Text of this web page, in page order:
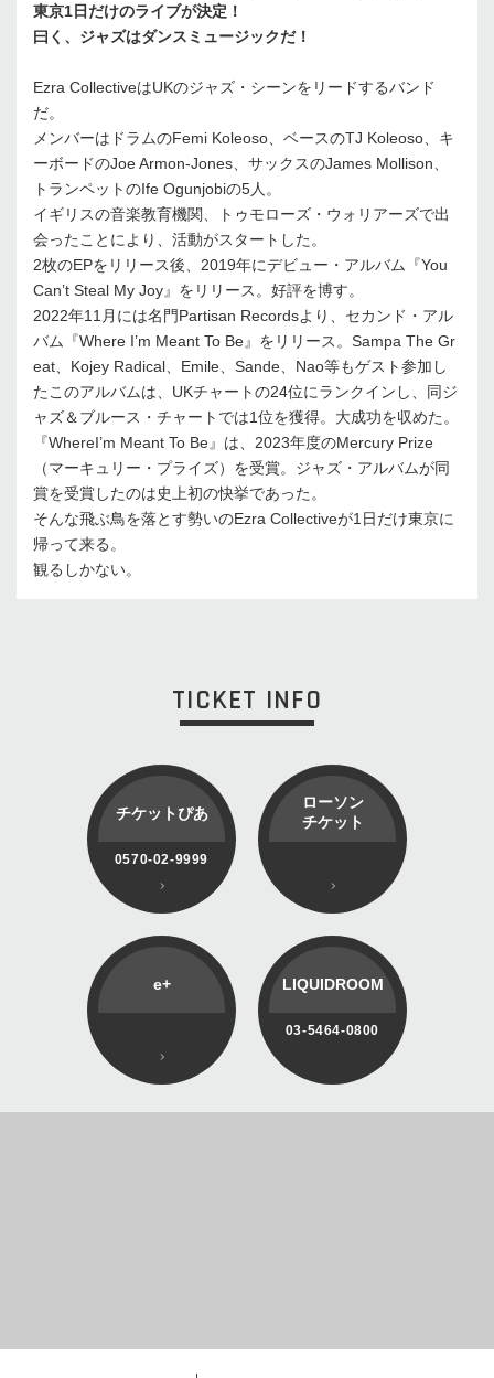
東京1日だけのライブが決定！
曰く、ジャズはダンスミュージックだ！
Ezra CollectiveはUKのジャズ・シーンをリードするバンド
だ。
メンバーはドラムのFemi Koleoso、ベースのTJ Koleoso、キ
ーボードのJoe Armon-Jones、サックスのJames Mollison、
トランペットのIfe Ogunjobiの5人。
イギリスの音楽教育機関、トゥモローズ・ウォリアーズで出
会ったことにより、活動がスタートした。
2枚のEPをリリース後、2019年にデビュー・アルバム『You
Can’t Steal My Joy』をリリース。好評を博す。
2022年11月には名門Partisan Recordsより、セカンド・アル
バム『Where I’m Meant To Be』をリリース。Sampa The Gr
eat、Kojey Radical、Emile、Sande、Nao等もゲスト参加し
たこのアルバムは、UKチャートの24位にランクインし、同ジ
ャズ＆ブルース・チャートでは1位を獲得。大成功を収めた。
『WhereI’m Meant To Be』は、2023年度のMercury Prize
（マーキュリー・プライズ）を受賞。ジャズ・アルバムが同
賞を受賞したのは史上初の快挙であった。
そんな飛ぶ鳥を落とす勢いのEzra Collectiveが1日だけ東京に
帰って来る。
観るしかない。
TICKET INFO
チケットぴあ
0570-02-9999
ローソン
チケット
e+ LIQUIDROOM
03-5464-0800